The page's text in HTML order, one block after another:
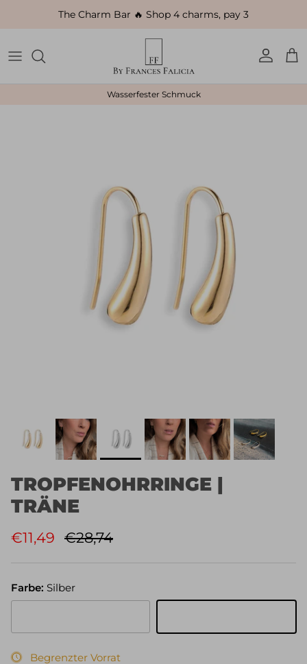
Direkt zum Inhalt
The Charm Bar 🔥 Shop 4 charms, pay 3
Konto
Wasserfester Schmuck
TROPFENOHRRINGE |
TRÄNE
Verkaufspreis
€11,49 Normaler Preis
€28,74
Farbe: Silber
Begrenzter Vorrat